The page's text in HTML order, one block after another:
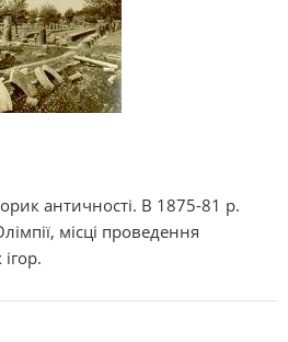
античності. В 1875-81 р.
місці проведення